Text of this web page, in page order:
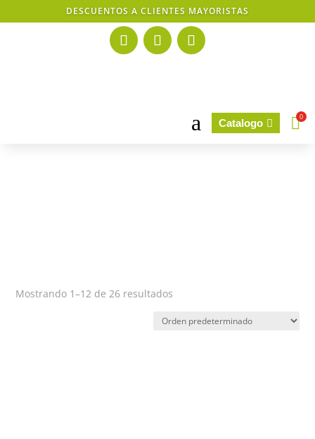
DESCUENTOS A CLIENTES MAYORISTAS
a Catalogo  0
Mostrando 1–12 de 26 resultados